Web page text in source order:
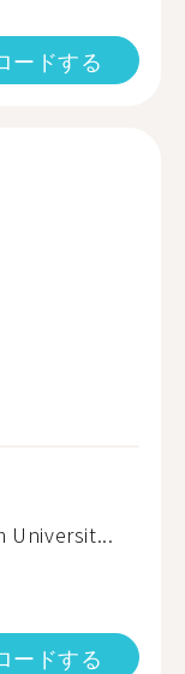
ードする
Universit...
ードする